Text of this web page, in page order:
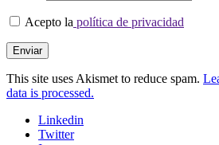
Acepto la política de privacidad
This site uses Akismet to reduce spam.
data is processed.
Linkedin
Twitter